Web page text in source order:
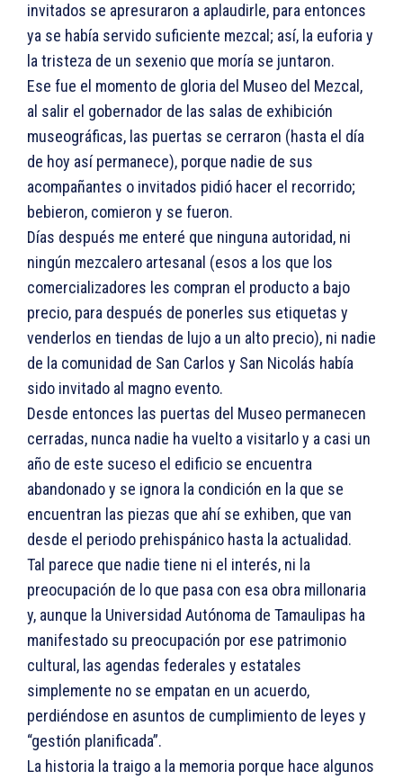
invitados se apresuraron a aplaudirle, para entonces
ya se había servido suficiente mezcal; así, la euforia y
la tristeza de un sexenio que moría se juntaron.
Ese fue el momento de gloria del Museo del Mezcal,
al salir el gobernador de las salas de exhibición
museográficas, las puertas se cerraron (hasta el día
de hoy así permanece), porque nadie de sus
acompañantes o invitados pidió hacer el recorrido;
bebieron, comieron y se fueron.
Días después me enteré que ninguna autoridad, ni
ningún mezcalero artesanal (esos a los que los
comercializadores les compran el producto a bajo
precio, para después de ponerles sus etiquetas y
venderlos en tiendas de lujo a un alto precio), ni nadie
de la comunidad de San Carlos y San Nicolás había
sido invitado al magno evento.
Desde entonces las puertas del Museo permanecen
cerradas, nunca nadie ha vuelto a visitarlo y a casi un
año de este suceso el edificio se encuentra
abandonado y se ignora la condición en la que se
encuentran las piezas que ahí se exhiben, que van
desde el periodo prehispánico hasta la actualidad.
Tal parece que nadie tiene ni el interés, ni la
preocupación de lo que pasa con esa obra millonaria
y, aunque la Universidad Autónoma de Tamaulipas ha
manifestado su preocupación por ese patrimonio
cultural, las agendas federales y estatales
simplemente no se empatan en un acuerdo,
perdiéndose en asuntos de cumplimiento de leyes y
“gestión planificada”.
La historia la traigo a la memoria porque hace algunos